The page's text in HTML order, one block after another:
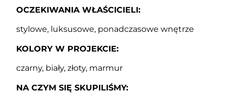
OCZEKIWANIA WŁAŚCICIELI:
stylowe, luksusowe, ponadczasowe wnętrze
KOLORY W PROJEKCIE:
czarny, biały, złoty, marmur
NA CZYM SIĘ SKUPILIŚMY: